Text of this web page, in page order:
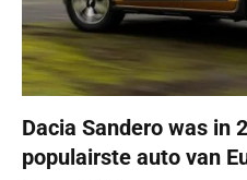
Dacia Sandero was in
populairste auto van